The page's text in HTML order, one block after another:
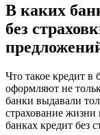
В каких
без
Что такое кредит в
оформляют не
банки выдавали
страхование
банках кредит без